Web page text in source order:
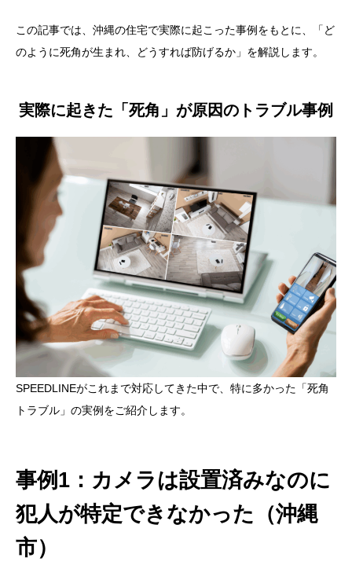
この記事では、沖縄の住宅で実際に起こった事例をもとに、「ど
のように死角が生まれ、どうすれば防げるか」を解説します。
実際に起きた「死角」が原因のトラブル事例
SPEEDLINEがこれまで対応してきた中で、特に多かった「死角
トラブル」の実例をご紹介します。
事例1：カメラは設置済みなのに
犯人が特定できなかった（沖縄
市）